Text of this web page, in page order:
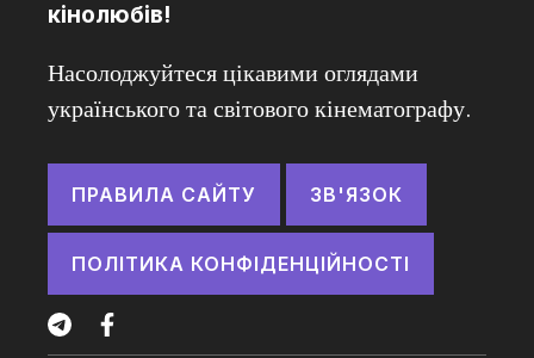
кінолюбів!
Насолоджуйтеся цікавими оглядами
українського та світового кінематографу.
ПРАВИЛА САЙТУ ЗВ'ЯЗОК
ПОЛІТИКА КОНФІДЕНЦІЙНОСТІ